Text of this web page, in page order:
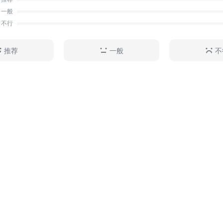
一般
不行
推荐 一般